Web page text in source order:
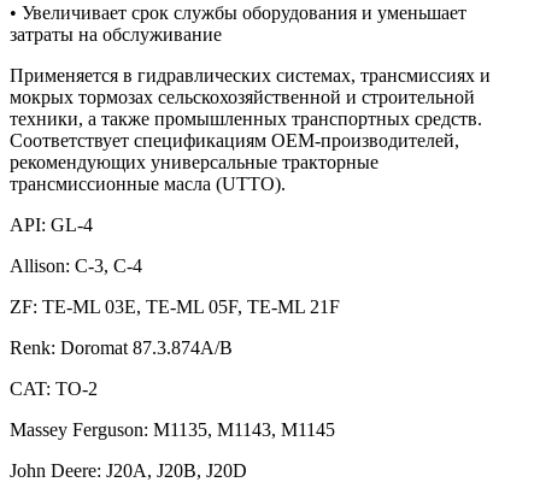
• Увеличивает срок службы оборудования и уменьшает
затраты на обслуживание
Применяется в гидравлических системах, трансмиссиях и
мокрых тормозах сельскохозяйственной и строительной
техники, а также промышленных транспортных средств.
Соответствует спецификациям OEM-производителей,
рекомендующих универсальные тракторные
трансмиссионные масла (UTTO).
API: GL-4
Allison: C-3, C-4
ZF: TE-ML 03E, TE-ML 05F, TE-ML 21F
Renk: Doromat 87.3.874A/B
CAT: TO-2
Massey Ferguson: M1135, M1143, M1145
John Deere: J20A, J20B, J20D